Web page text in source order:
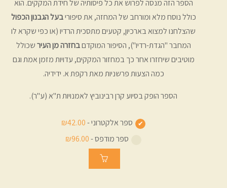
הספר הזה מנסה לפרוש את כל פיסותיה של חידת המקקים. הוא
כולל נוסח מלא ומורחב של המחזה, את סיפוריבעל הגבנון הכפול
שהצלחנו למצוא בארכיון, קטעים מתסכית הרדיו (או כפי שקרא לו
המחבר "הגדת-רדיו"), הסיפור המוקדםבחזרה מן העירשכולל
מוטיבים שיחזרו אחר כך במחזור המקקים, עדויות מזמן אמת וגם
כמה הצעות פרשניות מאת רקפת א. ידידיה.
הספר הופק בסיוע קרן רבינוביץ לאמנויות ת"א (ע"ר).
ספר אלקטרוני -₪42.00
ספר מודפס -₪96.00